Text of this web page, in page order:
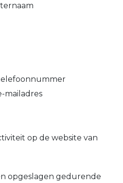
mailadres
op de website van
opgeslagen gedurende